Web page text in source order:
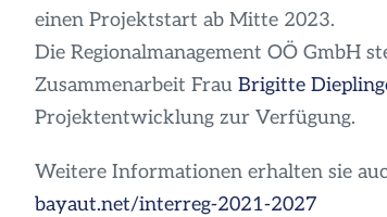
einen Projektstart ab Mitte 2023.
Die Regionalmanagement OÖ GmbH
Zusammenarbeit Frau Brigitte
Projektentwicklung zur Verfügung.
Weitere Informationen erhalten sie
bayaut.net/interreg-2021-2027